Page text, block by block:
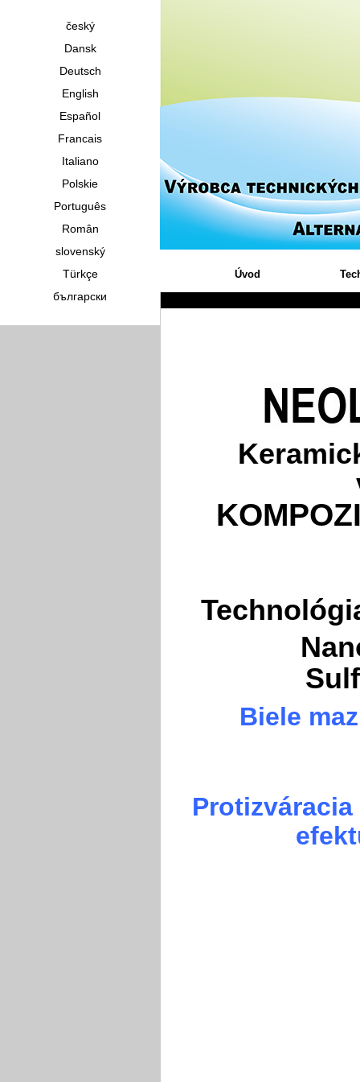
český
Dansk
Deutsch
English
Español
Francais
Italiano
Polskie
Português
Român
slovenský
Türkçe
български
Úvod
Biele